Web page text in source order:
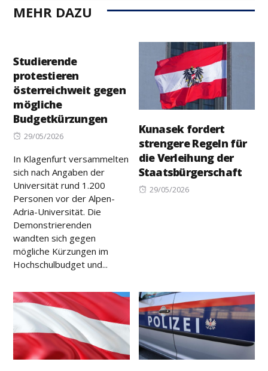
MEHR DAZU
Studierende
protestieren
österreichweit gegen
mögliche
Budgetkürzungen
Posted
29/05/2026
In Klagenfurt versammelten
sich nach Angaben der
Universität rund 1.200
Personen vor der Alpen-
Adria-Universität. Die
Demonstrierenden
wandten sich gegen
mögliche Kürzungen im
Hochschulbudget und...
Kunasek fordert
strengere Regeln für
die Verleihung der
Staatsbürgerschaft
Posted
29/05/2026